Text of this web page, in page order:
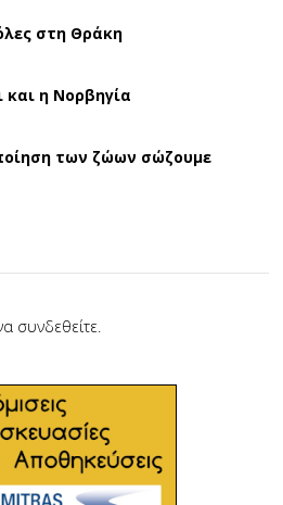
στη Θράκη
και η Νορβηγία
των ζώων σώζουμε
συνδεθείτε.